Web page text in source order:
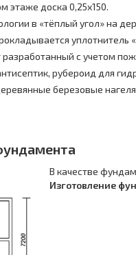
этаже доска 0,25х150.
в «тёплый угол» на
уплотнитель
с учетом
рубероид для
березовые
В качестве
Изготовление